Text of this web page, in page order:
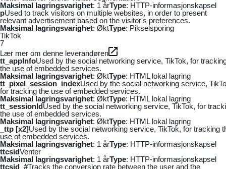
Maksimal lagringsvarighet: 1 årType: HTTP-informasjonskapsel
pUsed to track visitors on multiple websites, in order to present
relevant advertisement based on the visitor's preferences.
Maksimal lagringsvarighet: ØktType: Pikselsporing
TikTok
7
Lær mer om denne leverandøren
tt_appInfoUsed by the social networking service, TikTok, for
the use of embedded services.
Maksimal lagringsvarighet: ØktType: HTML lokal lagring
tt_pixel_session_indexUsed by the social networking service,
for tracking the use of embedded services.
Maksimal lagringsvarighet: ØktType: HTML lokal lagring
tt_sessionIdUsed by the social networking service, TikTok, for
the use of embedded services.
Maksimal lagringsvarighet: ØktType: HTML lokal lagring
_ttp [x2]Used by the social networking service, TikTok, for tracking
use of embedded services.
Maksimal lagringsvarighet: 1 årType: HTTP-informasjonskapsel
ttcsidVenter
Maksimal lagringsvarighet: 1 årType: HTTP-informasjonskapsel
ttcsid_#Tracks the conversion rate between the user and the